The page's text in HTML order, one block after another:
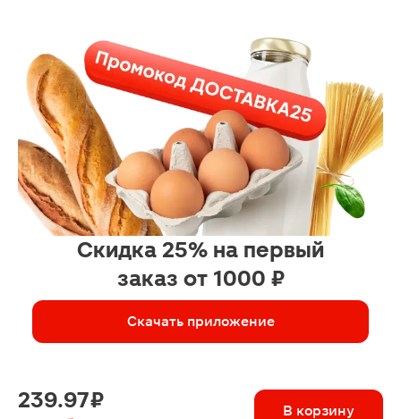
Скидка 25% на первый
заказ от 1000 ₽
Скачать приложение
239.97 ₽ В корзину